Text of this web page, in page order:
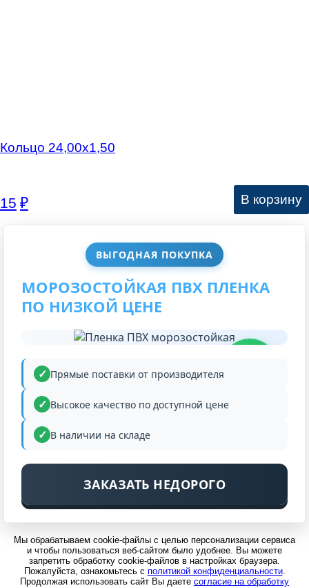
ВЫГОДНАЯ ПОКУПКА
МОРОЗОСТОЙКАЯ ПВХ ПЛЕНКА
ПО НИЗКОЙ ЦЕНЕ
Прямые поставки от производителя
Высокое качество по доступной цене
В наличии на складе
ЗАКАЗАТЬ НЕДОРОГО
Кольцо 24,00х1,50
15 ₽ В корзину
Мы обрабатываем cookie-файлы с целью персонализации сервиса
и чтобы пользоваться веб-сайтом было удобнее. Вы можете
запретить обработку cookie-файлов в настройках браузера.
Пожалуйста, ознакомьтесь с политикой конфиденциальности.
Продолжая использовать сайт Вы даете согласие на обработку